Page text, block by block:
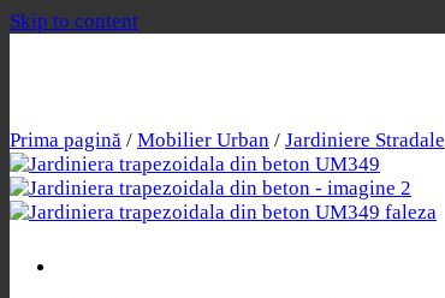
Skip to content
Prima pagină / Mobilier Urban / Jardiniere Stradale